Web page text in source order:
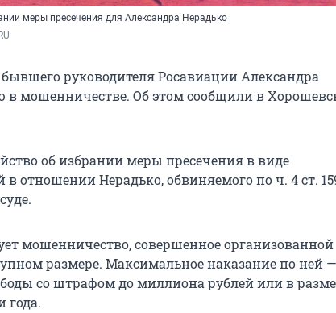
меры пресечения для Александра Нерадько
руководителя Росавиации Александра
в мошенничестве. Об этом сообщили в
об избрании меры пресечения в виде
отношении Нерадько, обвиняемого по ч. 4 ст.
мошенничество, совершенное организованной
размере. Максимальное наказание по ней
со штрафом до миллиона рублей или в
года.